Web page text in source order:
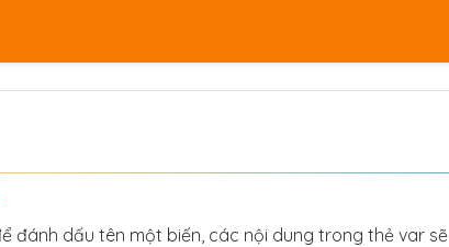
đánh dấu tên một biến, các nội dung trong thẻ var sẽ